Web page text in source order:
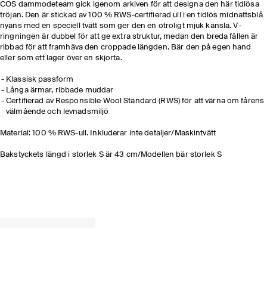
COS dammodeteam gick igenom arkiven för att designa den här tidlösa
tröjan. Den är stickad av 100 % RWS-certifierad ull i en tidlös midnattsblå
nyans med en speciell tvätt som ger den en otroligt mjuk känsla. V-
ringningen är dubbel för att ge extra struktur, medan den breda fållen är
ribbad för att framhäva den croppade längden. Bär den på egen hand
eller som ett lager över en skjorta.
Klassisk passform
Långa ärmar, ribbade muddar
Certifierad av Responsible Wool Standard (RWS) för att värna om fårens
välmående och levnadsmiljö
Material: 100 % RWS-ull. Inkluderar inte detaljer/Maskintvätt
Bakstyckets längd i storlek S är 43 cm/Modellen bär storlek S